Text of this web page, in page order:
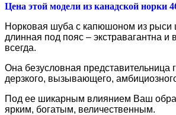
Цена этой модели из канадской норки
Норковая шуба с капюшоном из рыси
длинная под пояс – экстравагантна и
всегда.
Она безусловная представительница
дерзкого, вызывающего,
Под ее шикарным влиянием Ваш
ярким, богатым, величественным.